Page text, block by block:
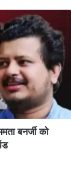
बनर्जी को